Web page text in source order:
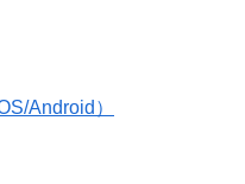
Android）